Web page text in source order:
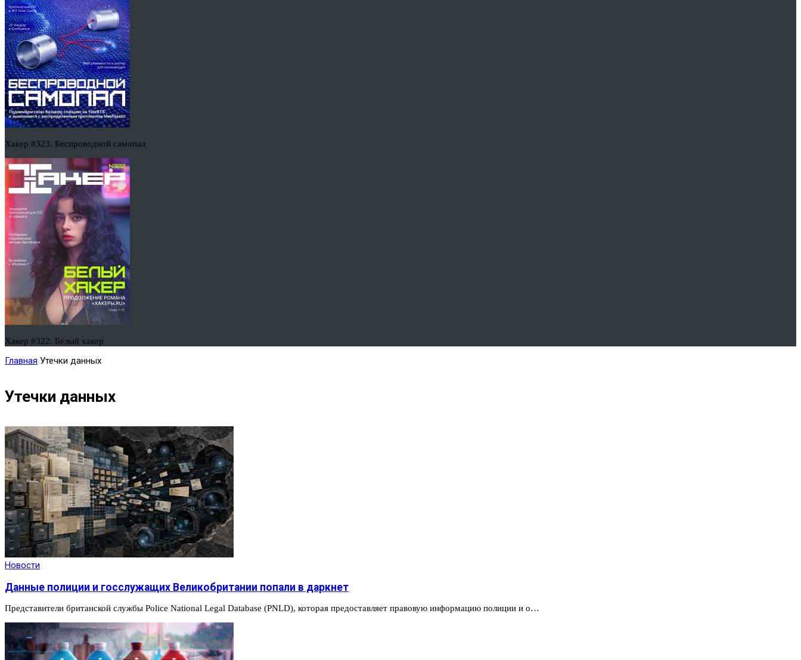
Хакер #323. Беспроводной самопал
Хакер #322. Белый хакер
Главная Утечки данных
Утечки данных
Новости
Данные полиции и госслужащих Великобритании попали в даркнет
Представители британской службы Police National Legal Database (PNLD), которая предоставляет правовую информацию полиции и о…